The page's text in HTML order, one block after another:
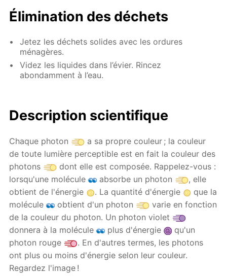
Élimination des déchets
Jetez les déchets solides avec les ordures
ménagères.
Videz les liquides dans l’évier. Rincez
abondamment à l’eau.
Description scientifique
Chaque photon
a sa propre couleur ; la couleur
de toute lumière perceptible est en fait la couleur des
photons
dont elle est composée. Rappelez-vous :
lorsqu'une molécule
absorbe un photon
, elle
obtient de l'énergie
. La quantité d'énergie
que la
molécule
obtient d'un photon
varie en fonction
de la couleur du photon. Un photon violet
donnera à la molécule
plus d'énergie
qu'un
photon rouge
. En d'autres termes, les photons
ont plus ou moins d'énergie selon leur couleur.
Regardez l'image !